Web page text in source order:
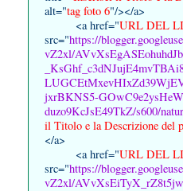
alt="tag foto 6"/></a>
<a href="URL DEL
src="https://
vZ2xl/
jxrBKNS5-
duzo9KcJsE49TkZ/s600/
il Titolo e la Descrizione del
</a>
<a href="URL DEL
src="https://
vZ2xl/